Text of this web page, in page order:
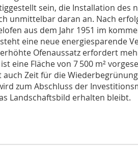
sein, die Installation des
unmittelbar daran an. Nach
aus dem Jahr 1951 im
eine neue energiesparende
Ofenaussatz erfordert
eine Fläche von 7 500 m²
auch Zeit für die
zum Abschluss der
Landschaftsbild erhalten bleibt.